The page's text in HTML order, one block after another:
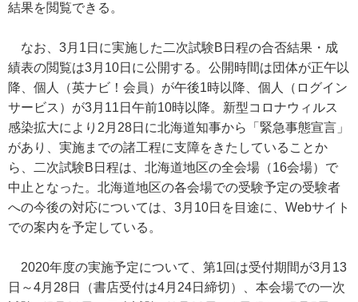
結果を閲覧できる。
なお、3月1日に実施した二次試験B日程の合否結果・成
績表の閲覧は3月10日に公開する。公開時間は団体が正午以
降、個人（英ナビ！会員）が午後1時以降、個人（ログイン
サービス）が3月11日午前10時以降。新型コロナウィルス
感染拡大により2月28日に北海道知事から「緊急事態宣言」
があり、実施までの諸工程に支障をきたしていることか
ら、二次試験B日程は、北海道地区の全会場（16会場）で
中止となった。北海道地区の各会場での受験予定の受験者
への今後の対応については、3月10日を目途に、Webサイト
での案内を予定している。
2020年度の実施予定について、第1回は受付期間が3月13
日～4月28日（書店受付は4月24日締切）、本会場での一次